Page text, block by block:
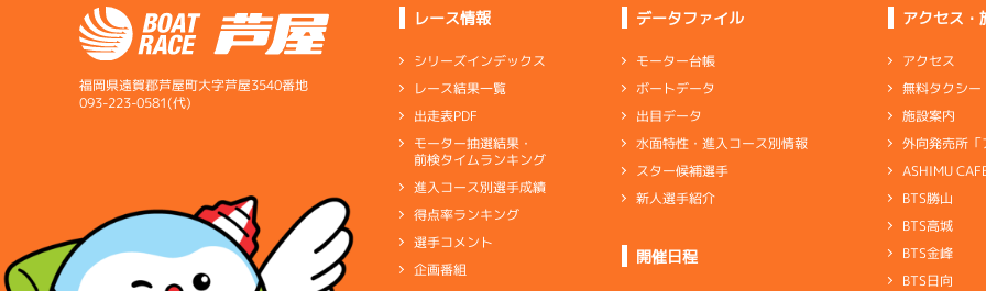
福岡県遠賀郡芦屋町大字芦屋3540番地
093-223-0581(代)
レース情報
シリーズインデックス
レース結果一覧
出走表PDF
モーター抽選結果・
前検タイムランキング
進入コース別選手成績
得点率ランキング
選手コメント
企画番組
データファイル
モーター台帳
ボートデータ
出目データ
水面特性・進入コース別情報
スター候補選手
新人選手紹介
開催日程
アクセス・
アクセス
無料タクシ
施設案内
外向発売所「
ASHIMU
BTS勝山
BTS高城
BTS金峰
BTS日向